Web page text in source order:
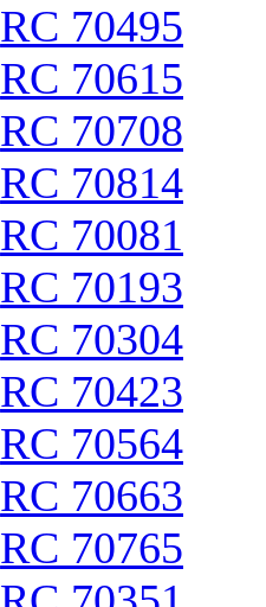
RC 70495
RC 70615
RC 70708
RC 70814
RC 70081
RC 70193
RC 70304
RC 70423
RC 70564
RC 70663
RC 70765